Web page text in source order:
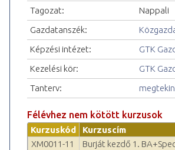
Tagozat:
Nappali
Gazdatanszék:
Képzési intézet:
GTK
Kezelési kör:
GTK
Tanterv:
Félévhez nem kötött kurzusok
Kurzuskód Kurzuscím
XM0011-11
Burját kezdő 1.